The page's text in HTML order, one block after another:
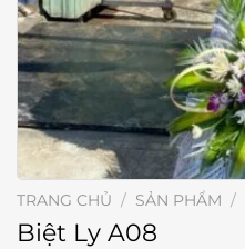
TRANG CHỦ / SẢN PHẨM /
Biệt Ly A08